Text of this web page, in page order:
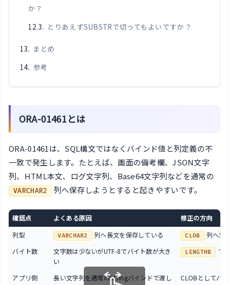
か？
とりあえずSUBSTRで切ってもよいですか？
まとめ
参考
ORA-01461とは
ORA-01461は、SQL構文ではなくバインド値と列定義の不
一致で発生します。たとえば、画面の備考欄、JSON文字
列、HTML本文、ログ文字列、Base64文字列などを通常の
VARCHAR2 列へ保存しようとすると起きやすいです。
確認点 よくある原因
修正の方向
列型
VARCHAR2 列へ長文を保存している CLOB
列へ変
バイト数
文字数は少ないがUTF-8でバイト数が大き
い
LENGTHB で
アプリ側
長い文字列を通常のStringバインドで渡し
CLOBとしてバ